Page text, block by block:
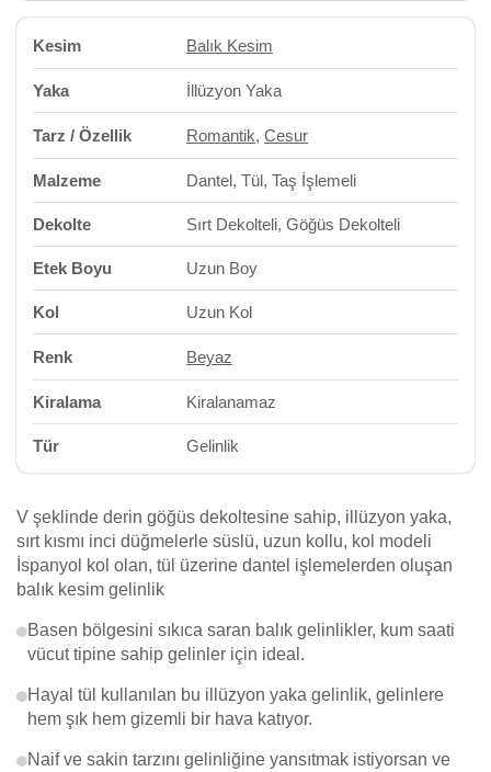
Kesim Balık Kesim
Yaka İllüzyon Yaka
Tarz / Özellik Romantik, Cesur
Malzeme Dantel, Tül, Taş İşlemeli
Dekolte Sırt Dekolteli, Göğüs Dekolteli
Etek Boyu Uzun Boy
Kol Uzun Kol
Renk Beyaz
Kiralama Kiralanamaz
Tür Gelinlik
V şeklinde derin göğüs dekoltesine sahip, illüzyon yaka,
sırt kısmı inci düğmelerle süslü, uzun kollu, kol modeli
İspanyol kol olan, tül üzerine dantel işlemelerden oluşan
balık kesim gelinlik
Basen bölgesini sıkıca saran balık gelinlikler, kum saati
vücut tipine sahip gelinler için ideal.
Hayal tül kullanılan bu illüzyon yaka gelinlik, gelinlere
hem şık hem gizemli bir hava katıyor.
Naif ve sakin tarzını gelinliğine yansıtmak istiyorsan ve